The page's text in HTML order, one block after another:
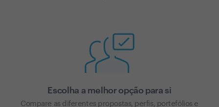
Escolha a melhor opção para si
Compare as diferentes propostas, perfis, portefólios e